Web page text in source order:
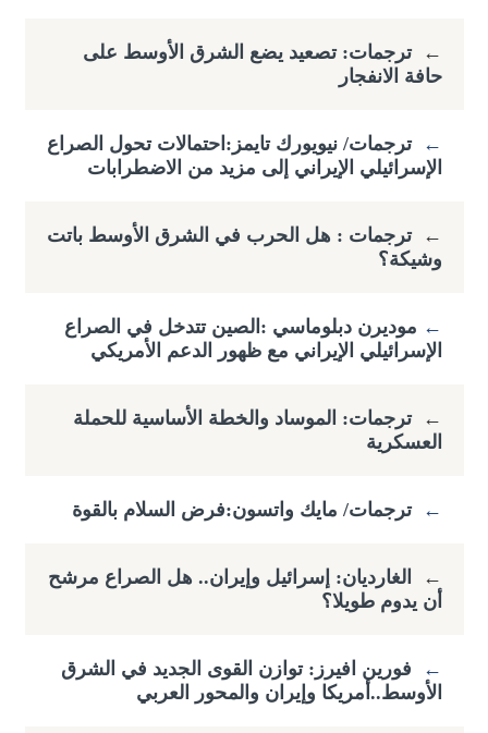
← ترجمات: تصعيد يضع الشرق الأوسط على
حافة الانفجار
← ترجمات/ نيويورك تايمز:احتمالات تحول الصراع
الإسرائيلي الإيراني إلى مزيد من الاضطرابات
← ترجمات : هل الحرب في الشرق الأوسط باتت
وشيكة؟
← ​موديرن دبلوماسي :الصين تتدخل في الصراع
الإسرائيلي الإيراني مع ظهور الدعم الأمريكي
← ترجمات: الموساد والخطة الأساسية للحملة
العسكرية
← ترجمات/ مايك واتسون:فرض السلام بالقوة
←
الغارديان: إسرائيل وإيران.. هل الصراع مرشح
أن يدوم طويلا؟
←
فورين افيرز: توازن القوى الجديد في الشرق
الأوسط..أمريكا وإيران والمحور العربي